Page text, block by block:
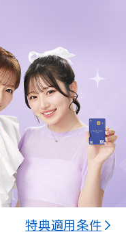
特典適用条件